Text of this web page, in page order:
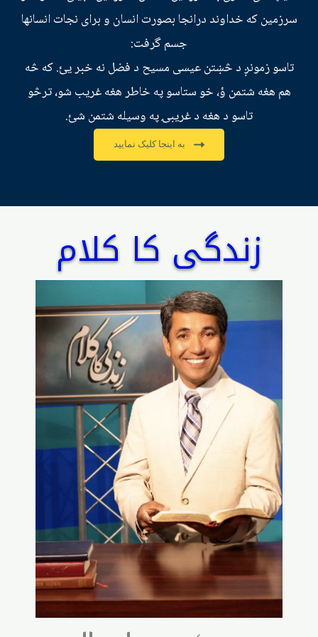
سرزمين که خداوند درانجا بصورت انسان و برای نجات انسانها
جسم گرفت:
تاسو زمونږ د څښتن عیسی مسیح د فضل نه خبر یئ. که څه
هم هغه شتمن ؤ، خو ستاسو په خاطر هغه غریب شو، ترڅو
تاسو د هغه د غریبۍ په وسیله شتمن شئ.
به اينجا کليک نماييد
زندگی کا کلام